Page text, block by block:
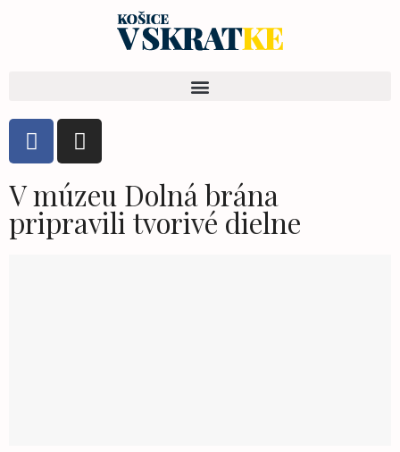
V múzeu Dolná brána
pripravili tvorivé dielne